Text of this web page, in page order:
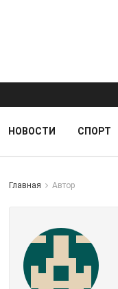
НОВОСТИ СПОРТ
Главная Автор